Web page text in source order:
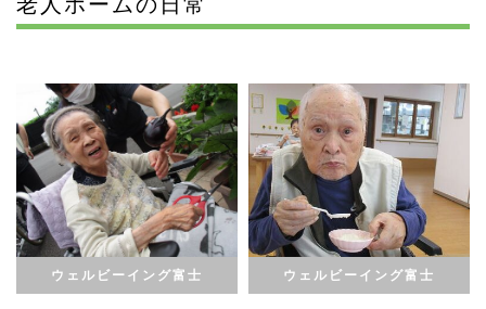
ウェルビーイング富士 ウェルビーイング富士